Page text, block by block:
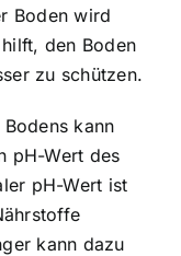
Boden wird
den Boden
zu schützen.
kann
pH-Wert des
pH-Wert ist
kann dazu